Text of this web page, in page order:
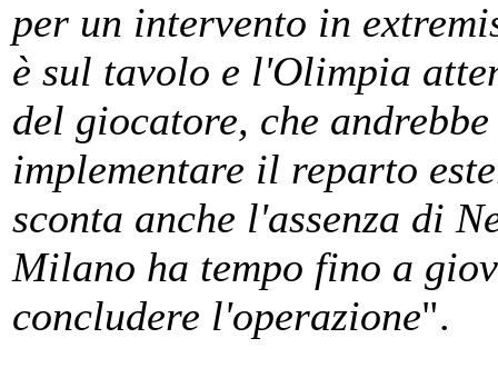
per un intervento in
è sul tavolo e l'Olimpia
del giocatore, che
implementare il reparto
sconta anche l'assenza di
Milano ha tempo fino a
concludere l'operazione".